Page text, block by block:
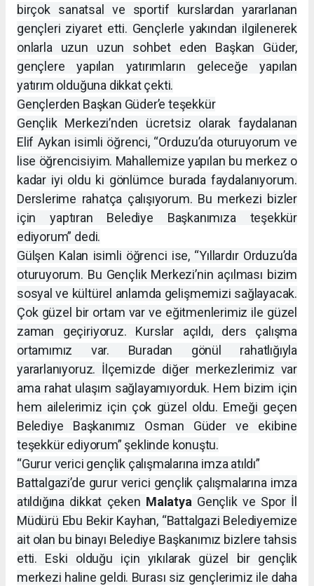
birçok sanatsal ve sportif kurslardan yararlanan
gençleri ziyaret etti. Gençlerle yakından ilgilenerek
onlarla uzun uzun sohbet eden Başkan Güder,
gençlere yapılan yatırımların geleceğe yapılan
yatırım olduğuna dikkat çekti.
Gençlerden Başkan Güder’e teşekkür
Gençlik Merkezi’nden ücretsiz olarak faydalanan
Elif Aykan isimli öğrenci, “Orduzu’da oturuyorum ve
lise öğrencisiyim. Mahallemize yapılan bu merkez o
kadar iyi oldu ki gönlümce burada faydalanıyorum.
Derslerime rahatça çalışıyorum. Bu merkezi bizler
için yaptıran Belediye Başkanımıza teşekkür
ediyorum” dedi.
Gülşen Kalan isimli öğrenci ise, “Yıllardır Orduzu’da
oturuyorum. Bu Gençlik Merkezi’nin açılması bizim
sosyal ve kültürel anlamda gelişmemizi sağlayacak.
Çok güzel bir ortam var ve eğitmenlerimiz ile güzel
zaman geçiriyoruz. Kurslar açıldı, ders çalışma
ortamımız var. Buradan gönül rahatlığıyla
yararlanıyoruz. İlçemizde diğer merkezlerimiz var
ama rahat ulaşım sağlayamıyorduk. Hem bizim için
hem ailelerimiz için çok güzel oldu. Emeği geçen
Belediye Başkanımız Osman Güder ve ekibine
teşekkür ediyorum” şeklinde konuştu.
“Gurur verici gençlik çalışmalarına imza atıldı”
Battalgazi’de gurur verici gençlik çalışmalarına imza
atıldığına dikkat çeken MalatyaGençlik ve Spor İl
Müdürü Ebu Bekir Kayhan, “Battalgazi Belediyemize
ait olan bu binayı Belediye Başkanımız bizlere tahsis
etti. Eski olduğu için yıkılarak güzel bir gençlik
merkezi haline geldi. Burası siz gençlerimiz ile daha